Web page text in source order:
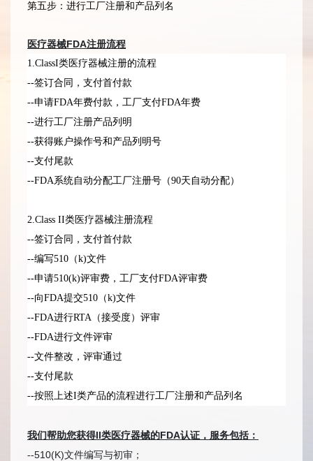
第五步：进行工厂注册和产品列名
医疗器械FDA注册流程
1.ClassI类医疗器械注册的流程
--签订合同，支付首付款
--申请FDA年费付款，工厂支付FDA年费
--进行工厂注册产品列明
--获得账户操作号和产品列明号
--支付尾款
--FDA系统自动分配工厂注册号（90天自动分配）
2.Class II类医疗器械注册流程
--签订合同，支付首付款
--编写510（k)文件
--申请510(k)评审费，工厂支付FDA评审费
--向FDA提交510（k)文件
--FDA进行RTA（接受度）评审
--FDA进行文件评审
--文件整改，评审通过
--支付尾款
--按照上述I类产品的流程进行工厂注册和产品列名
我们帮助您获得II类医疗器械的FDA认证，服务包括：
--510(K)文件编写与初审；